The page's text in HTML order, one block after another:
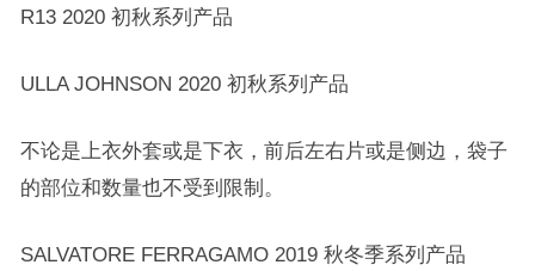
R13 2020 初秋系列产品
ULLA JOHNSON 2020 初秋系列产品
不论是上衣外套或是下衣，前后左右片或是侧边，袋子
的部位和数量也不受到限制。
SALVATORE FERRAGAMO 2019 秋冬季系列产品